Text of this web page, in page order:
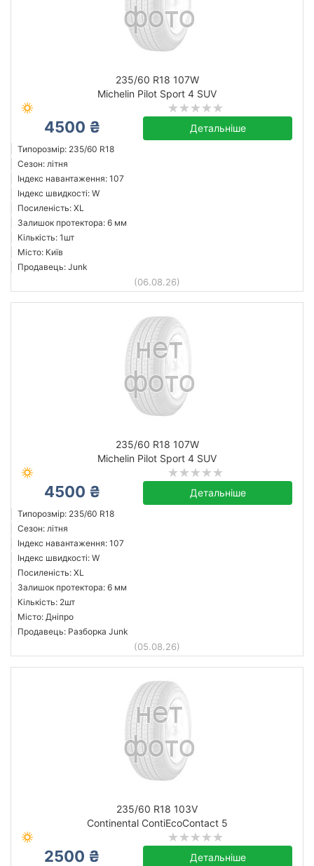
235/60 R18 107W
Michelin Pilot Sport 4 SUV
4500 ₴ Детальніше
Типорозмір: 235/60 R18
Сезон: літня
Індекс навантаження: 107
Індекс швидкості: W
Посиленість: XL
Залишок протектора: 6 мм
Кількість: 1шт
Місто: Київ
Продавець: Junk
(06.08.26)
235/60 R18 107W
Michelin Pilot Sport 4 SUV
4500 ₴ Детальніше
Типорозмір: 235/60 R18
Сезон: літня
Індекс навантаження: 107
Індекс швидкості: W
Посиленість: XL
Залишок протектора: 6 мм
Кількість: 2шт
Місто: Дніпро
Продавець: Разборка Junk
(05.08.26)
235/60 R18 103V
Continental ContiEcoContact 5
2500 ₴ Детальніше